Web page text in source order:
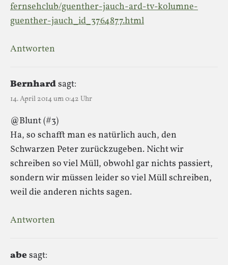
fernsehclub/guenther-jauch-ard-tv-kolumne-
guenther-jauch_id_3764877.html
Antworten
Bernhardsagt:
14. April 2014 um 0:42 Uhr
@Blunt (#3)
Ha, so schafft man es natürlich auch, den
Schwarzen Peter zurückzugeben. Nicht wir
schreiben so viel Müll, obwohl gar nichts passiert,
sondern wir müssen leider so viel Müll schreiben,
weil die anderen nichts sagen.
Antworten
abesagt: